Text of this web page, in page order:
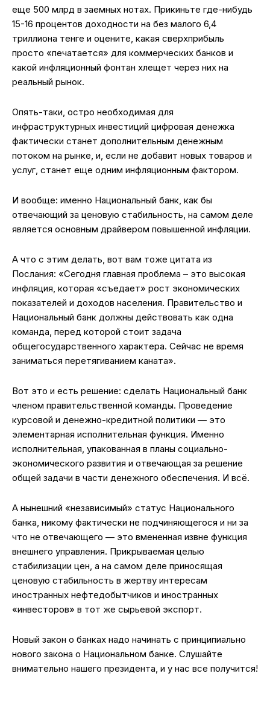
еще 500 млрд в заемных нотах. Прикиньте где-нибудь
15-16 процентов доходности на без малого 6,4
триллиона тенге и оцените, какая сверхприбыль
просто «печатается» для коммерческих банков и
какой инфляционный фонтан хлещет через них на
реальный рынок.
Опять-таки, остро необходимая для
инфраструктурных инвестиций цифровая денежка
фактически станет дополнительным денежным
потоком на рынке, и, если не добавит новых товаров и
услуг, станет еще одним инфляционным фактором.
И вообще: именно Национальный банк, как бы
отвечающий за ценовую стабильность, на самом деле
является основным драйвером повышенной инфляции.
А что с этим делать, вот вам тоже цитата из
Послания: «Сегодня главная проблема – это высокая
инфляция, которая «съедает» рост экономических
показателей и доходов населения. Правительство и
Национальный банк должны действовать как одна
команда, перед которой стоит задача
общегосударственного характера. Сейчас не время
заниматься перетягиванием каната».
Вот это и есть решение: сделать Национальный банк
членом правительственной команды. Проведение
курсовой и денежно-кредитной политики — это
элементарная исполнительная функция. Именно
исполнительная, упакованная в планы социально-
экономического развития и отвечающая за решение
общей задачи в части денежного обеспечения. И всё.
А нынешний «независимый» статус Национального
банка, никому фактически не подчиняющегося и ни за
что не отвечающего — это вмененная извне функция
внешнего управления. Прикрываемая целью
стабилизации цен, а на самом деле приносящая
ценовую стабильность в жертву интересам
иностранных нефтедобытчиков и иностранных
«инвесторов» в тот же сырьевой экспорт.
Новый закон о банках надо начинать с принципиально
нового закона о Национальном банке. Слушайте
внимательно нашего президента, и у нас все получится!